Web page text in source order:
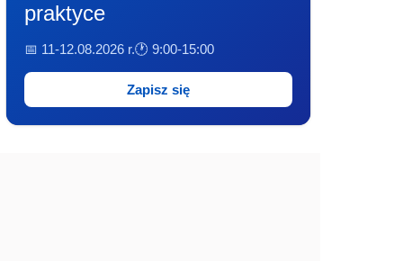
praktyce
📅 11-12.08.2026 r.🕐 9:00-15:00
Zapisz się